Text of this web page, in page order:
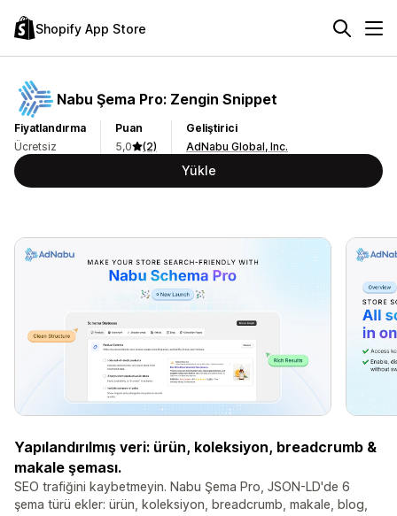
Shopify App Store
Nabu Şema Pro: Zengin Snippet
Fiyatlandırma
Ücretsiz
Puan
5,0
(2)
Geliştirici
AdNabu Global, Inc.
Yükle
Yapılandırılmış veri: ürün, koleksiyon, breadcrumb &
makale şeması.
SEO trafiğini kaybetmeyin. Nabu Şema Pro, JSON-LD'de 6
şema türü ekler: ürün, koleksiyon, breadcrumb, makale, blog,